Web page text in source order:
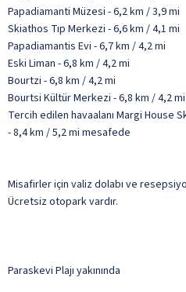
Papadiamanti Müzesi - 6,2 km / 3,9 mi
Skiathos Tıp Merkezi - 6,6 km / 4,1 mi
Papadiamantis Evi - 6,7 km / 4,2 mi
Eski Liman - 6,8 km / 4,2 mi
Bourtzi - 6,8 km / 4,2 mi
Bourtsi Kültür Merkezi - 6,8 km / 4,2 mi
Tercih edilen havaalanı Margi House
- 8,4 km / 5,2 mi mesafede
Misafirler için valiz dolabı ve
Ücretsiz otopark vardır.
Paraskevi Plajı yakınında